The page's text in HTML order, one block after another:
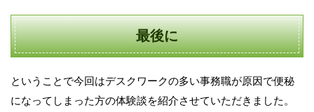
最後に
ということで今回はデスクワークの多い事務職が原因で便秘
になってしまった方の体験談を紹介させていただきました。